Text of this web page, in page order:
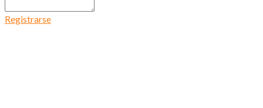
Registrarse